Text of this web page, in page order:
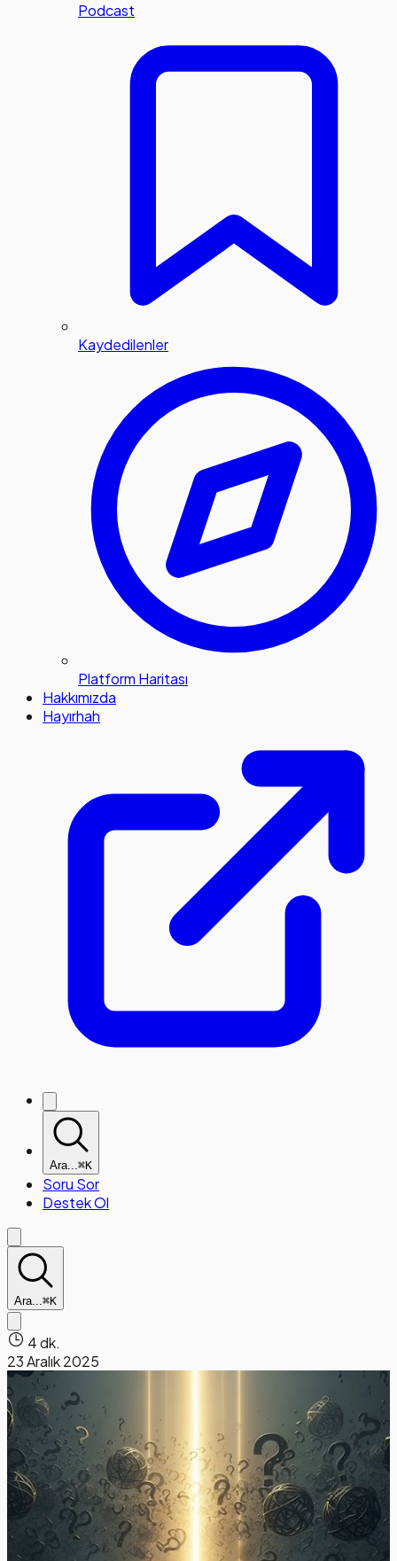
Podcast
Kaydedilenler
Platform Haritası
Hakkımızda
Hayırhah
Ara...⌘K
Soru Sor
Destek Ol
Ara...⌘K
4 dk.
23 Aralık 2025